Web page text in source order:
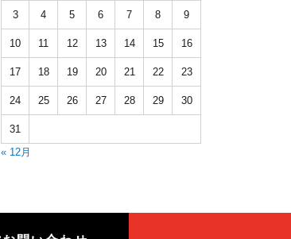
3 4 5 6 7 8 9
10 11 12 13 14 15 16
17 18 19 20 21 22 23
24 25 26 27 28 29 30
31
« 12月